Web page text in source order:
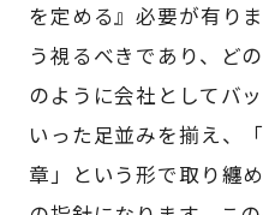
を定める』必要が有り
う視るべきであり、ど
のように会社としてバ
いった足並みを揃え、
章」という形で取り纏